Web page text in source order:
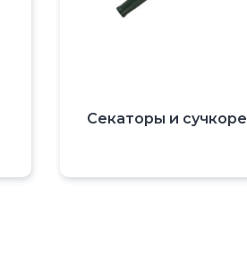
Секаторы и